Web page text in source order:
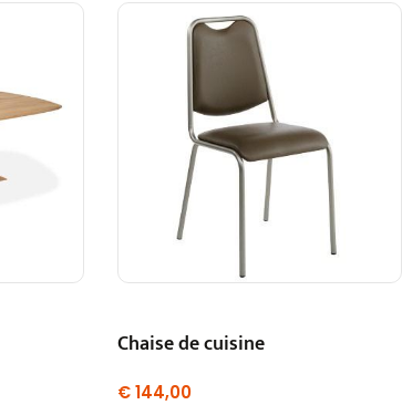
Chaise de cuisine
€144,00